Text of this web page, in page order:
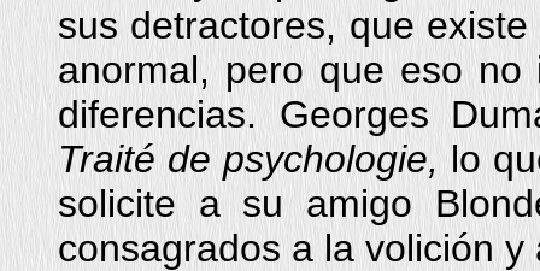
sus detractores, que
anormal, pero que eso
diferencias. Georges
Traité de psychologie, lo
solicite a su amigo
consagrados a la volición